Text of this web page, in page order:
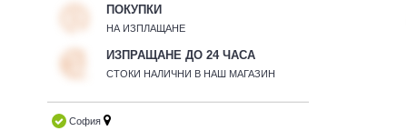
ПОКУПКИ
НА ИЗПЛАЩАНЕ
ИЗПРАЩАНЕ ДО 24 ЧАСА
СТОКИ НАЛИЧНИ В НАШ МАГАЗИН
София